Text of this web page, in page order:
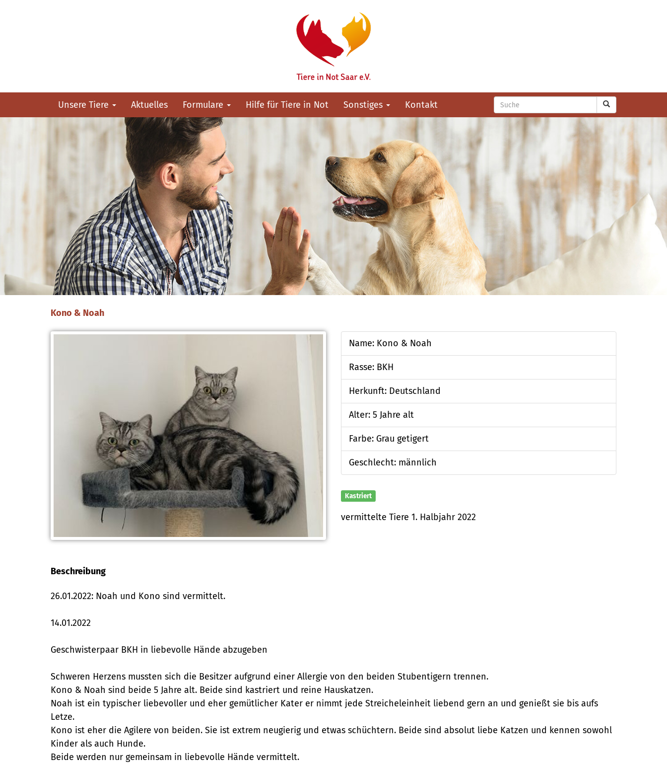
Unsere Tiere Aktuelles Formulare Hilfe für Tiere in Not Sonstiges Kontakt
Kono & Noah
Name: Kono & Noah
Rasse: BKH
Herkunft: Deutschland
Alter: 5 Jahre alt
Farbe: Grau getigert
Geschlecht: männlich
Kastriert
vermittelte Tiere 1. Halbjahr 2022
Beschreibung
26.01.2022: Noah und Kono sind vermittelt.
14.01.2022
Geschwisterpaar BKH in liebevolle Hände abzugeben
Schweren Herzens mussten sich die Besitzer aufgrund einer Allergie von den beiden Stubentigern trennen.
Kono & Noah sind beide 5 Jahre alt. Beide sind kastriert und reine Hauskatzen.
Noah ist ein typischer liebevoller und eher gemütlicher Kater er nimmt jede Streicheleinheit liebend gern an und genießt sie bis aufs
Letze.
Kono ist eher die Agilere von beiden. Sie ist extrem neugierig und etwas schüchtern. Beide sind absolut liebe Katzen und kennen sowohl
Kinder als auch Hunde.
Beide werden nur gemeinsam in liebevolle Hände vermittelt.